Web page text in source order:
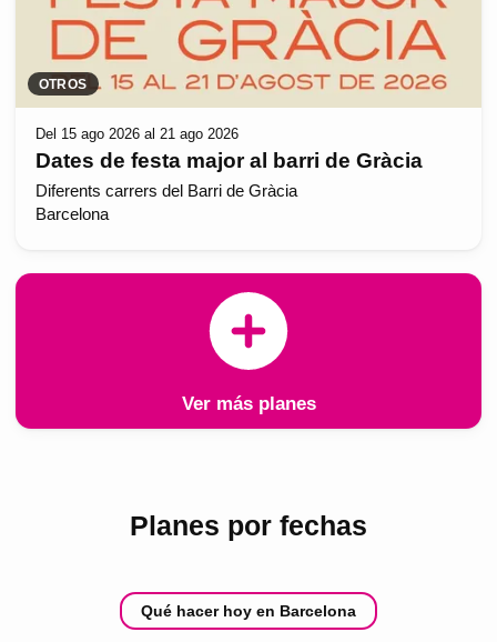
OTROS
Del 15 ago 2026 al 21 ago 2026
Dates de festa major al barri de Gràcia
Diferents carrers del Barri de Gràcia
Barcelona
Ver más planes
Planes por fechas
Qué hacer hoy en Barcelona